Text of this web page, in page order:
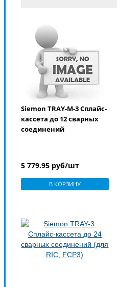
Siemon TRAY-M-3 Сплайс-
кассета до 12 сварных
соединений
5 779.95 руб/шт
В КОРЗИНУ